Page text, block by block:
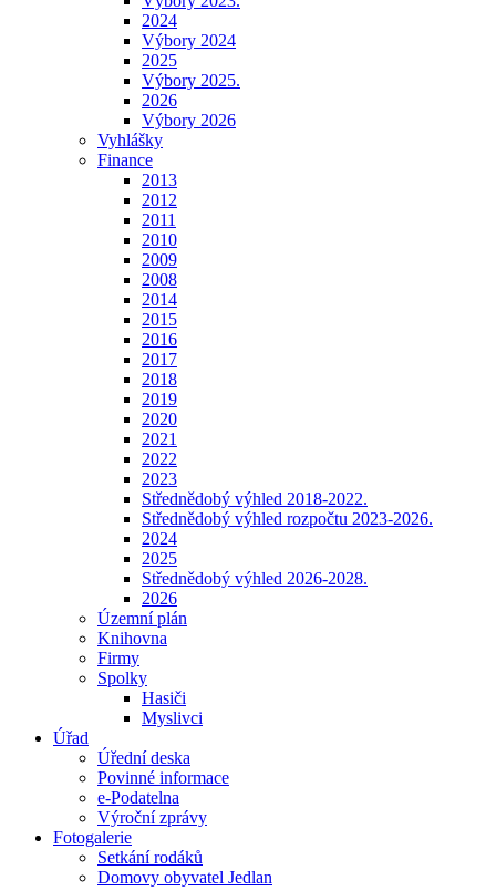
2024
Výbory 2024
2025
Výbory 2025.
2026
Výbory 2026
Vyhlášky
Finance
2013
2012
2011
2010
2009
2008
2014
2015
2016
2017
2018
2019
2020
2021
2022
2023
Střednědobý výhled 2018-2022.
Střednědobý výhled rozpočtu 2023-2026.
2024
2025
Střednědobý výhled 2026-2028.
2026
Územní plán
Knihovna
Firmy
Spolky
Hasiči
Myslivci
Úřad
Úřední deska
Povinné informace
e-Podatelna
Výroční zprávy
Fotogalerie
Setkání rodáků
Domovy obyvatel Jedlan